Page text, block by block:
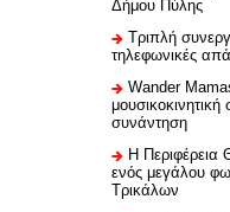
Δήμου Πύλης
Τριπλή
τηλεφωνικές
Wander
συνάντηση
H Περιφέρεια
ενός μεγάλου
Τρικάλων